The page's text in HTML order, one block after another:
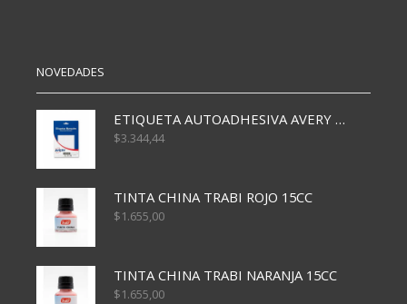
NOVEDADES
ETIQUETA AUTOADHESIVA AVERY 3026 30H 20 X 70
$3.344,44
TINTA CHINA TRABI ROJO 15CC
$1.655,00
TINTA CHINA TRABI NARANJA 15CC
$1.655,00